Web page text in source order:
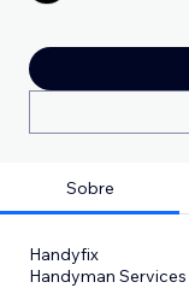
Sobre
Handyfix
Handyman Services